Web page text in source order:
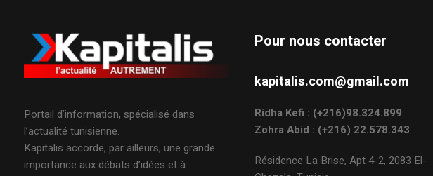
Portail d’information, spécialisé dans
l’actualité tunisienne.
Kapitalis accorde, par ailleurs, une grande
importance aux débats d’idées et à
Pour nous contacter
kapitalis.com@gmail.com
Ridha Kefi : (+216)98.324.899
Zohra Abid : (+216) 22.578.343
Résidence La Brise, Apt 4-2, 2083 El-